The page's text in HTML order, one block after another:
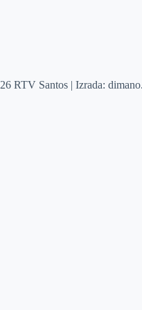
RTV Santos | Izrada: